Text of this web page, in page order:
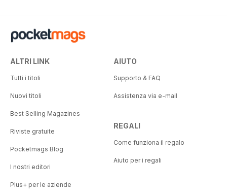
ALTRI LINK
Tutti i titoli
Nuovi titoli
Best Selling Magazines
Riviste gratuite
Pocketmags Blog
I nostri editori
Plus+ per le aziende
AIUTO
Supporto & FAQ
Assistenza via e-mail
REGALI
Come funziona il regalo
Aiuto per i regali